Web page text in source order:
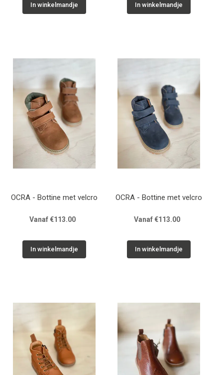
In winkelmandje In winkelmandje
OCRA - Bottine met velcro
Vanaf €113.00
In winkelmandje
OCRA - Bottine met velcro
Vanaf €113.00
In winkelmandje